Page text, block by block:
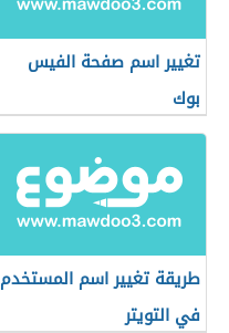
تغيير اسم صفحة الفيس
بوك
طريقة تغيير اسم المستخدم
في التويتر